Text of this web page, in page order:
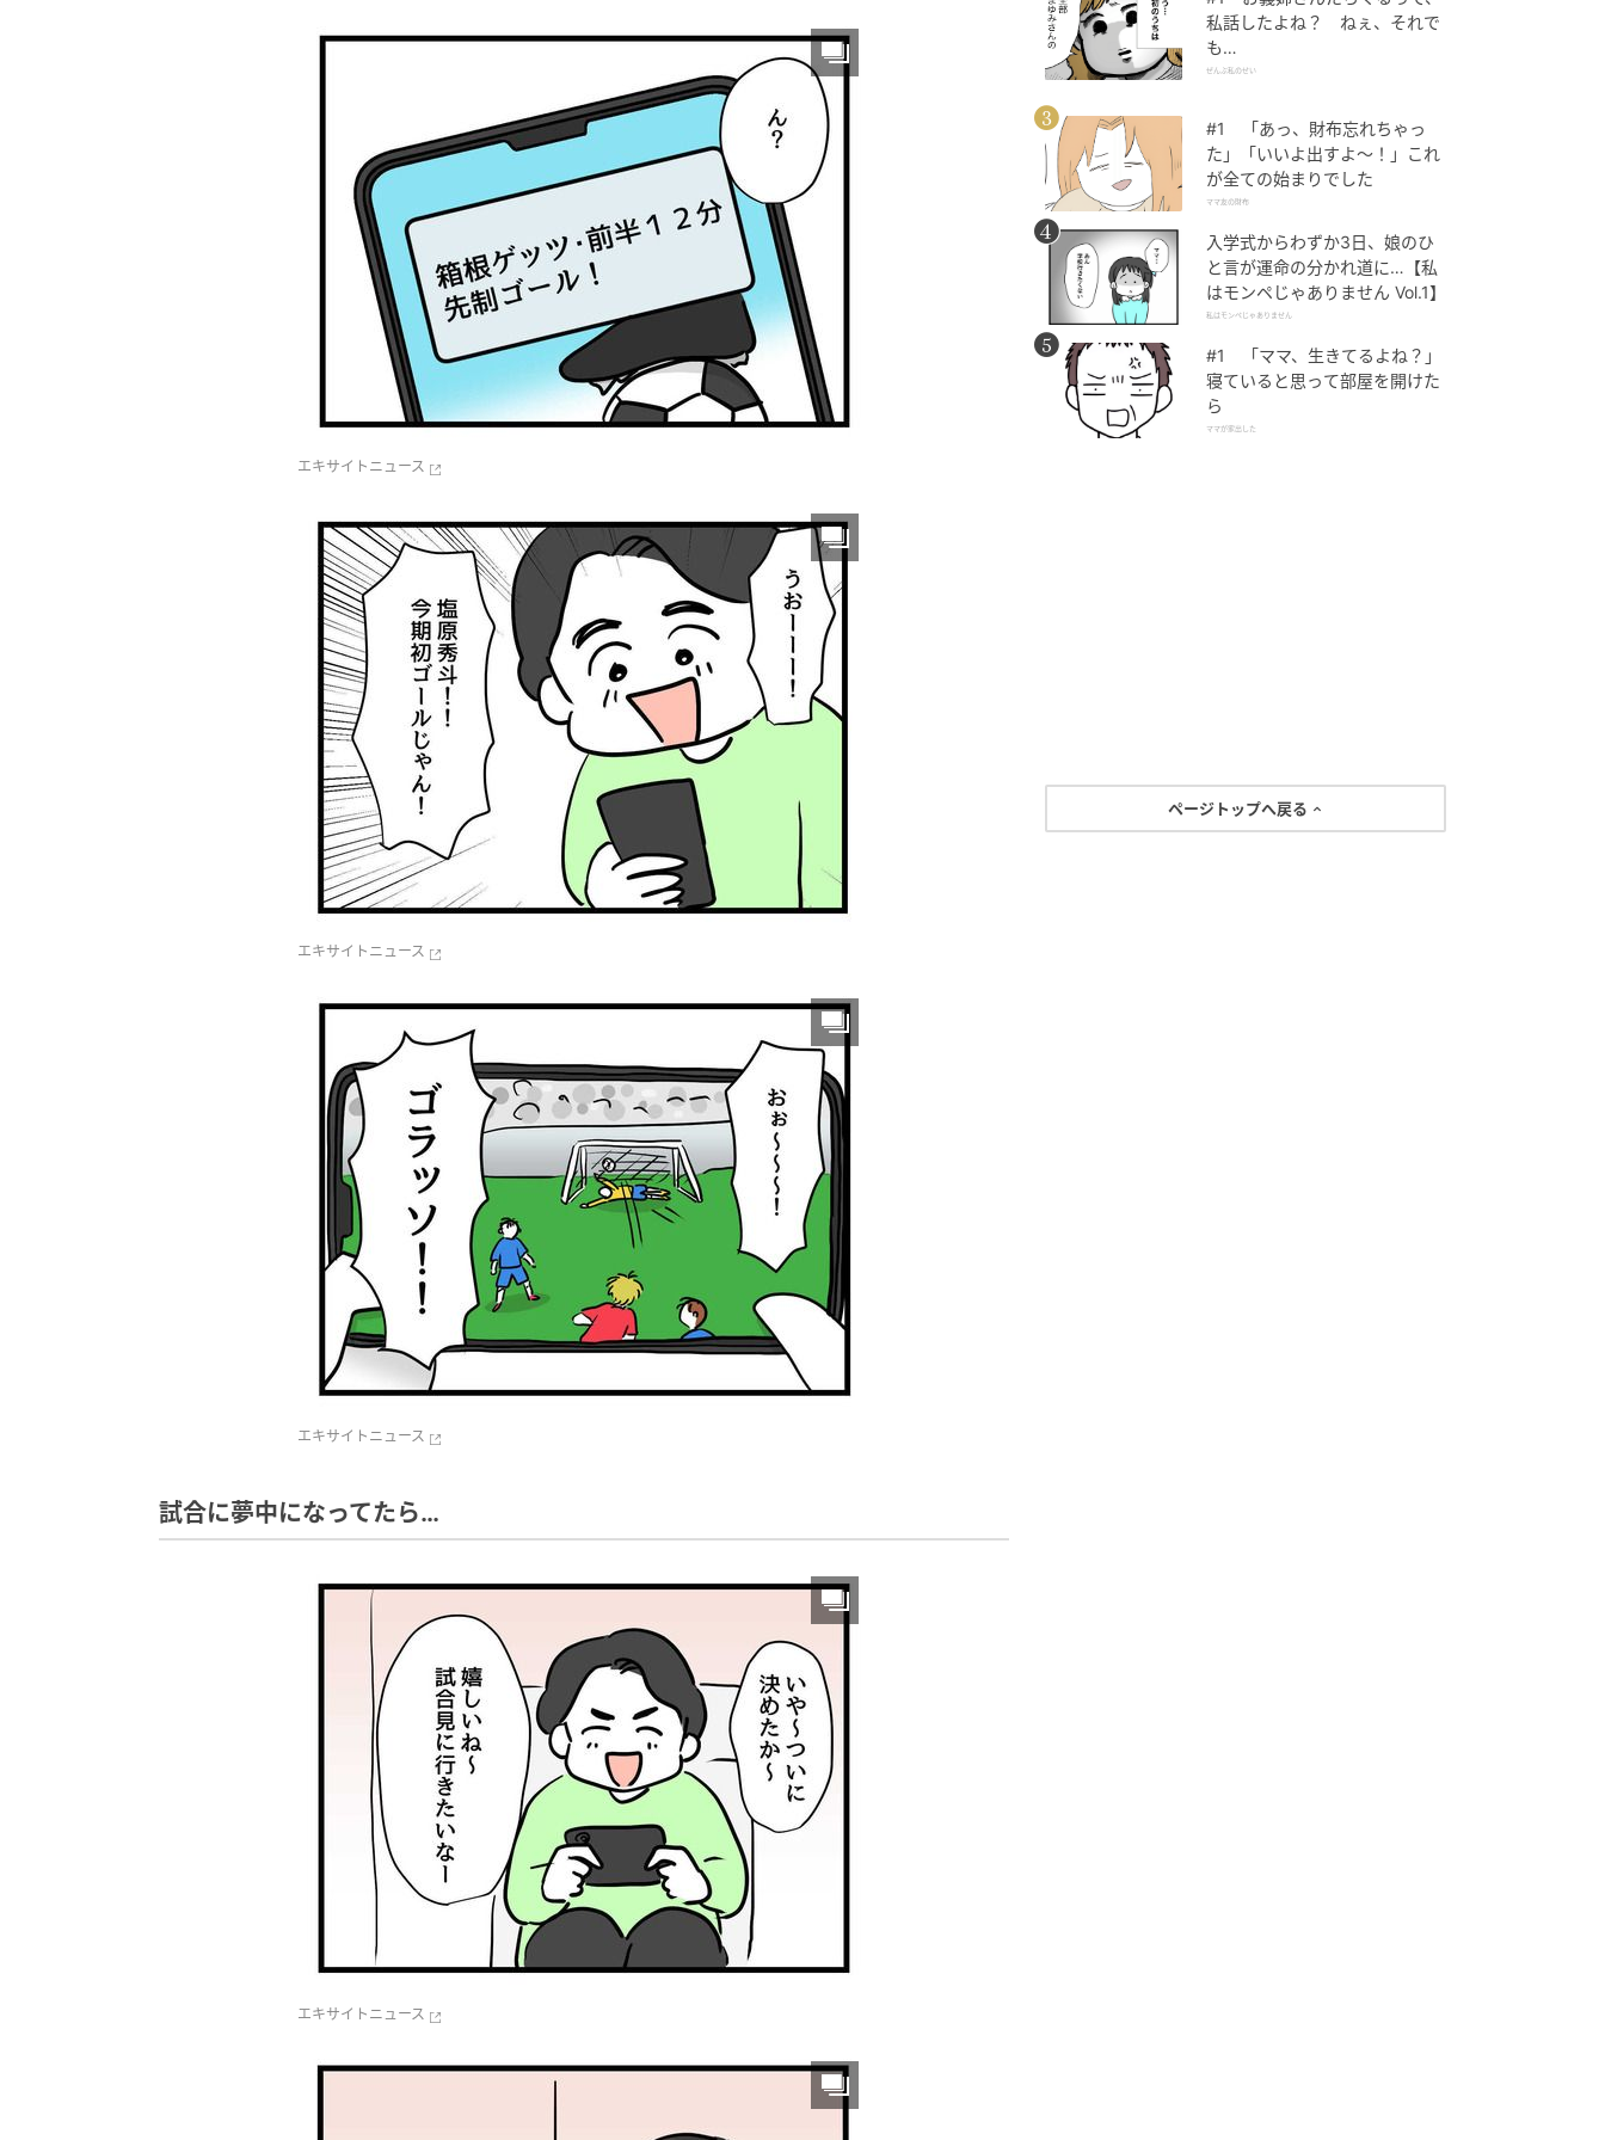
エキサイトニュース
エキサイトニュース
エキサイトニュース
試合に夢中になってたら…
エキサイトニュース
私話したよね？ ねぇ、それで
も…
ぜんぶ私のせい
#1 「あっ、財布忘れちゃっ
た」「いいよ出すよ〜！」これ
が全ての始まりでした
ママ友の財布
入学式からわずか3日、娘のひ
と言が運命の分かれ道に…【私
はモンペじゃありません Vol.1】
私はモンペじゃありません
#1 「ママ、生きてるよね？」
寝ていると思って部屋を開けた
ら
ママが家出した
ページトップへ戻る